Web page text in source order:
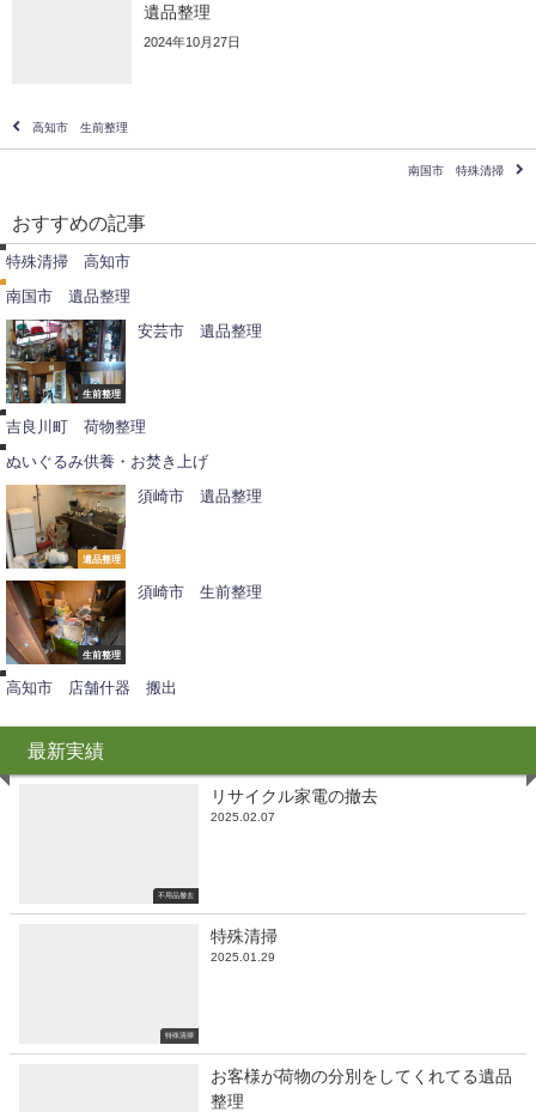
遺品整理
2024年10月27日
高知市 生前整理
南国市 特殊清掃
おすすめの記事
特殊清掃 高知市
南国市 遺品整理
生前整理
安芸市 遺品整理
吉良川町 荷物整理
ぬいぐるみ供養・お焚き上げ
遺品整理
須崎市 遺品整理
生前整理
須崎市 生前整理
高知市 店舗什器 搬出
最新実績
不用品撤去
リサイクル家電の撤去
2025.02.07
特殊清掃
特殊清掃
2025.01.29
お客様が荷物の分別をしてくれてる遺品
整理